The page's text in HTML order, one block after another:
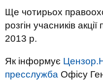
Ще чотирьох
розгін учасників
2013 р.
Як інформує
пресслужба Офісу